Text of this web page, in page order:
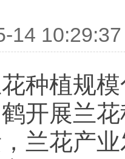
14 10:29:37
植规模
开展兰
兰花产